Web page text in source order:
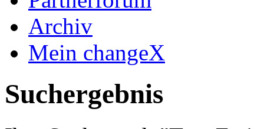
Archiv
Mein changeX
Suchergebnis